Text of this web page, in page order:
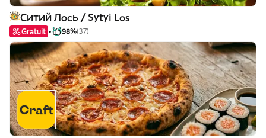
Ситий Лось / Sytyi Los
Gratuit 98%(37)